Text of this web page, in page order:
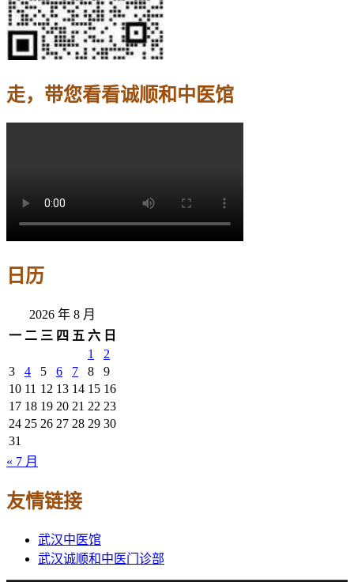
走，带您看看诚顺和中医馆
日历
2026 年 8 月
一 二 三 四 五 六 日
1
2
3
4 5 6 7 8
9
10 11 12 13 14 15 16
17 18 19 20 21 22 23
24 25 26 27 28 29 30
31
« 7 月
友情链接
武汉中医馆
武汉诚顺和中医门诊部